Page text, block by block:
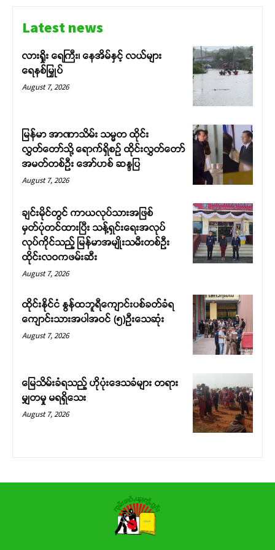
Latest news
လားရှိုး ရေကြီး၊ နေအိမ်နှင့် လယ်များ
ရေနစ်မြှုပ်
August 7, 2026
မြန်မာ အာဏာသိမ်း သမ္မတ ထိုင်း
လွှတ်တော်သို့ ရောက်ရှိစဉ် ထိုင်းလွှတ်တော်
အမတ်တစ်ဦး အော်ဟစ် ဆန္ဒပြ
August 7, 2026
ချင်းမိုင်တွင် ကာယလုပ်သားအဖြစ်
မှတ်ပုံတင်ထားပြီး သန့်ရှင်းရေးအလုပ်
လုပ်ကိုင်သည့် မြန်မာအမျိုးသမီးတစ်ဦး
ထိုင်းလဝကဖမ်းဆီး
August 7, 2026
ထိုင်းနိုင်ငံ နွန်ထဘူရီကျောင်းပစ်ခတ်ခံရ
ကျောင်းသားအပါအဝင် (၅)ဉီးသေဆုံး
August 7, 2026
မြေသိမ်းခံရသည့် ဟိုပုံးဒေသခံများ တရား
မျှတမှု မရရှိသေး
August 7, 2026